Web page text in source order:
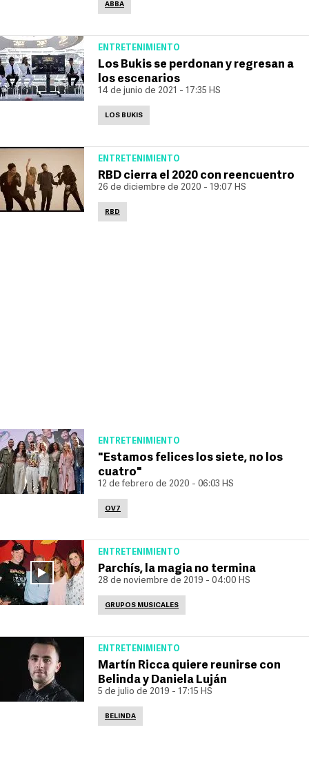
ABBA
ENTRETENIMIENTO
Los Bukis se perdonan y regresan a
los escenarios
14 de junio de 2021 - 17:35 HS
LOS BUKIS
ENTRETENIMIENTO
RBD cierra el 2020 con reencuentro
26 de diciembre de 2020 - 19:07 HS
RBD
ENTRETENIMIENTO
"Estamos felices los siete, no los
cuatro"
12 de febrero de 2020 - 06:03 HS
OV7
ENTRETENIMIENTO
Parchís, la magia no termina
28 de noviembre de 2019 - 04:00 HS
GRUPOS MUSICALES
ENTRETENIMIENTO
Martín Ricca quiere reunirse con
Belinda y Daniela Luján
5 de julio de 2019 - 17:15 HS
BELINDA